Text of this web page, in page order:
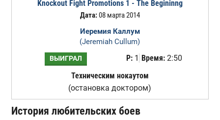
Knockout Fight Promotions 1 - The Begininng
Дата:08 марта 2014
Иеремия Каллум
(Jeremiah Cullum)
ВЫИГРАЛ Р:1 Время:2:50
Техническим нокаутом
(остановка доктором)
История любительских боев